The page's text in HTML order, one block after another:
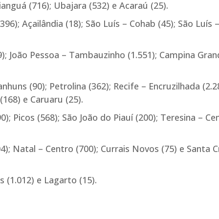
(716); Ubajara (532) e Acaraú (25).
Açailândia (18); São Luís – Cohab (45); São Luís –
João Pessoa – Tambauzinho (1.551); Campina
(90); Petrolina (362); Recife – Encruzilhada
e Caruaru (25).
Picos (568); São João do Piauí (200); Teresina –
Natal – Centro (700); Currais Novos (75) e Santa
(1.012) e Lagarto (15).